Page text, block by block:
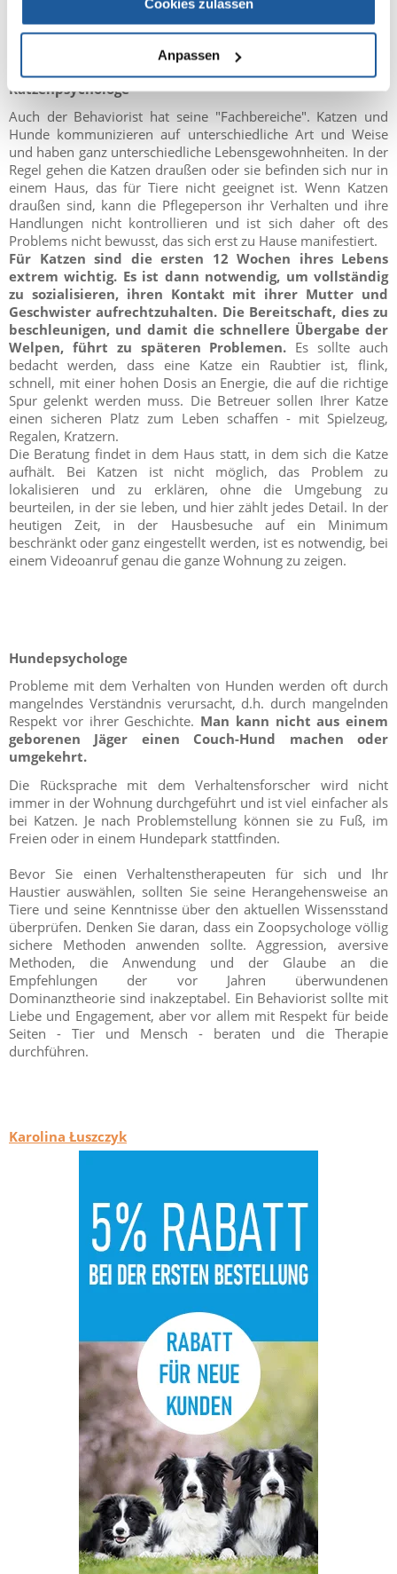
Cookies zulassen
Anpassen
Katzenpsychologe
Auch der Behaviorist hat seine "Fachbereiche". Katzen und
Hunde kommunizieren auf unterschiedliche Art und Weise
und haben ganz unterschiedliche Lebensgewohnheiten. In der
Regel gehen die Katzen draußen oder sie befinden sich nur in
einem Haus, das für Tiere nicht geeignet ist. Wenn Katzen
draußen sind, kann die Pflegeperson ihr Verhalten und ihre
Handlungen nicht kontrollieren und ist sich daher oft des
Problems nicht bewusst, das sich erst zu Hause manifestiert.
Für Katzen sind die ersten 12 Wochen ihres Lebens
extrem wichtig. Es ist dann notwendig, um vollständig
zu sozialisieren, ihren Kontakt mit ihrer Mutter und
Geschwister aufrechtzuhalten. Die Bereitschaft, dies zu
beschleunigen, und damit die schnellere Übergabe der
Welpen, führt zu späteren Problemen. Es sollte auch
bedacht werden, dass eine Katze ein Raubtier ist, flink,
schnell, mit einer hohen Dosis an Energie, die auf die richtige
Spur gelenkt werden muss. Die Betreuer sollen Ihrer Katze
einen sicheren Platz zum Leben schaffen - mit Spielzeug,
Regalen, Kratzern.
Die Beratung findet in dem Haus statt, in dem sich die Katze
aufhält. Bei Katzen ist nicht möglich, das Problem zu
lokalisieren und zu erklären, ohne die Umgebung zu
beurteilen, in der sie leben, und hier zählt jedes Detail. In der
heutigen Zeit, in der Hausbesuche auf ein Minimum
beschränkt oder ganz eingestellt werden, ist es notwendig, bei
einem Videoanruf genau die ganze Wohnung zu zeigen.
Hundepsychologe
Probleme mit dem Verhalten von Hunden werden oft durch
mangelndes Verständnis verursacht, d.h. durch mangelnden
Respekt vor ihrer Geschichte. Man kann nicht aus einem
geborenen Jäger einen Couch-Hund machen oder
umgekehrt.
Die Rücksprache mit dem Verhaltensforscher wird nicht
immer in der Wohnung durchgeführt und ist viel einfacher als
bei Katzen. Je nach Problemstellung können sie zu Fuß, im
Freien oder in einem Hundepark stattfinden.
Bevor Sie einen Verhaltenstherapeuten für sich und Ihr
Haustier auswählen, sollten Sie seine Herangehensweise an
Tiere und seine Kenntnisse über den aktuellen Wissensstand
überprüfen. Denken Sie daran, dass ein Zoopsychologe völlig
sichere Methoden anwenden sollte. Aggression, aversive
Methoden, die Anwendung und der Glaube an die
Empfehlungen der vor Jahren überwundenen
Dominanztheorie sind inakzeptabel. Ein Behaviorist sollte mit
Liebe und Engagement, aber vor allem mit Respekt für beide
Seiten - Tier und Mensch - beraten und die Therapie
durchführen.
Karolina Łuszczyk